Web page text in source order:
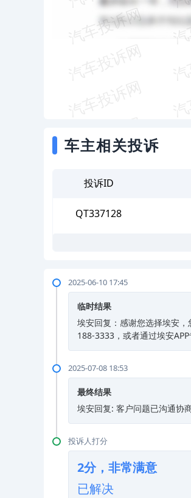
车主相关投诉
投诉ID
QT337128
2025-06-10 17:45
临时结果
埃安回复：感谢您选择埃安
188-3333，或者通过埃安
2025-07-08 18:53
最终结果
埃安回复: 客户问题已沟通协
投诉人打分
2分，非常满意
已解决